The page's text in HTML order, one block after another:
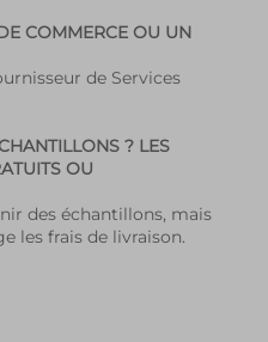
COMMERCE OU UN
de Services
? LES
OU
des échantillons, mais
les frais de livraison.